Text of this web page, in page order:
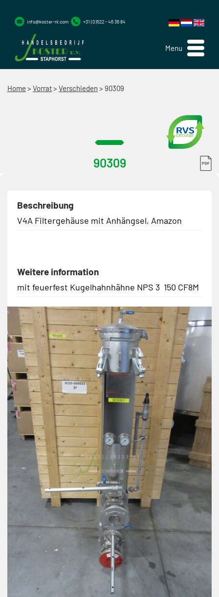
Menu
info@koster-nl.com +31 (0)522 - 46 36 84
Home > Vorrat> Verschieden > 90309
90309
Beschreibung
V4A Filtergehäuse mit Anhängsel, Amazon
Weitere information
mit feuerfest Kugelhahnhähne NPS 3 150 CF8M